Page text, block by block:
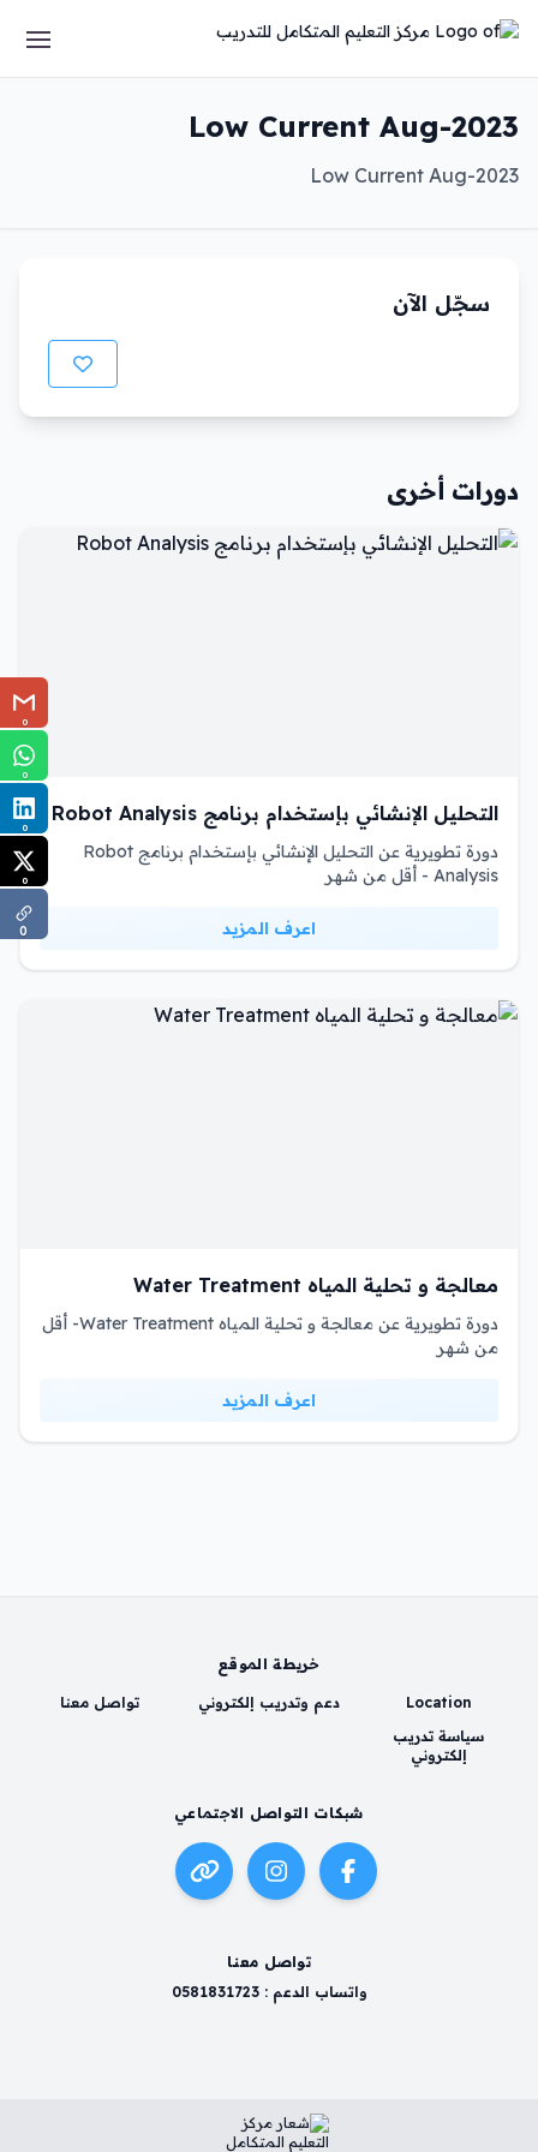
Low Current Aug-2023
Low Current Aug-2023
سجّل الآن
دورات أخرى
التحليل الإنشائي بإستخدام برنامج Robot Analysis
دورة تطويرية عن التحليل الإنشائي بإستخدام برنامج Robot
Analysis - أقل من شهر
اعرف المزيد
معالجة و تحلية المياه Water Treatment
دورة تطويرية عن معالجة و تحلية المياه Water Treatment- أقل
من شهر
اعرف المزيد
خريطة الموقع
Location دعم وتدريب إلكتروني
تواصل معنا
سياسة تدريب
إلكتروني
شبكات التواصل الاجتماعي
تواصل معنا
واتساب الدعم : 0581831723
0
0
0
0
0